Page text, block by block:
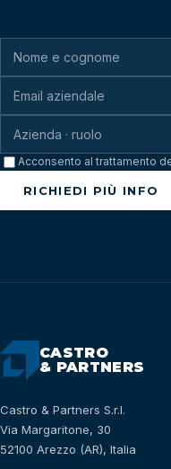
Acconsento al trattamento
RICHIEDI PIÙ INFO
CASTRO
& PARTNERS
Castro & Partners S.r.l.
Via Margaritone, 30
52100 Arezzo (AR), Italia